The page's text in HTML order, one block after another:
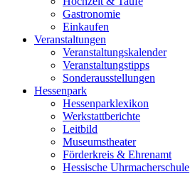
Gastronomie
Einkaufen
Veranstaltungen
Veranstaltungskalender
Veranstaltungstipps
Sonderausstellungen
Hessenpark
Hessenparklexikon
Werkstattberichte
Leitbild
Museumstheater
Förderkreis & Ehrenamt
Hessische Uhrmacherschule